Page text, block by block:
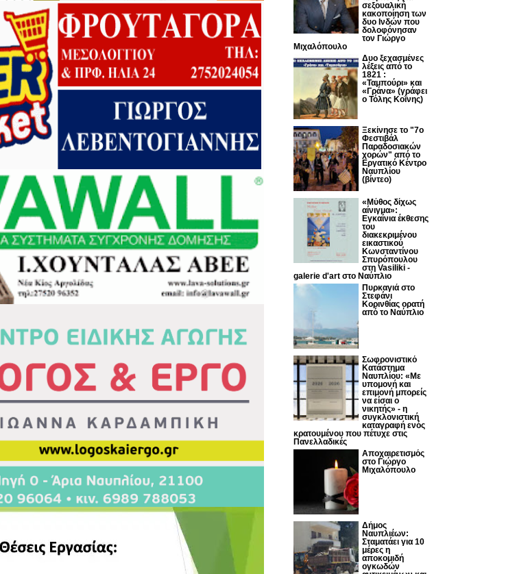
σεξουαλική
κακοποίηση των
δυο Ινδών που
δολοφόνησαν
τον Γιώργο
Μιχαλόπουλο
Δυο ξεχασμένες
λέξεις από το
1821 :
«Ταμπούρι» και
«Γράνα» (γράφει
ο Τόλης Κοΐνης)
Ξεκίνησε το "7ο
Φεστιβάλ
Παραδοσιακών
χορών" από το
Εργατικό Κέντρο
Ναυπλίου
(βίντεο)
«Μύθος δίχως
αίνιγμα»:
Εγκαίνια έκθεσης
του
διακεκριμένου
εικαστικού
Κωνσταντίνου
Σπυρόπουλου
στη Vasiliki -
galerie d'art στο Ναύπλιο
Πυρκαγιά στο
Στεφάνι
Κορινθίας ορατή
από το Ναύπλιο
Σωφρονιστικό
Κατάστημα
Ναυπλίου: «Με
υπομονή και
επιμονή μπορείς
να είσαι ο
νικητής» - η
συγκλονιστική
καταγραφή ενός
κρατουμένου που πέτυχε στις
Πανελλαδικές
Αποχαιρετισμός
στο Γιώργο
Μιχαλόπουλο
Δήμος
Ναυπλιέων:
Σταματάει για 10
μέρες η
αποκομιδή
ογκωδών